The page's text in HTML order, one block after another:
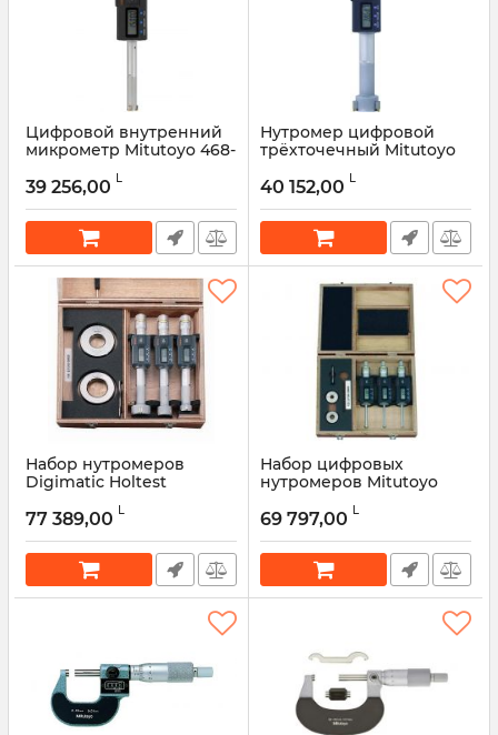
Цифровой внутренний
микрометр Mitutoyo 468-
Артикул: 468-164
39 256,00 L
Нутромер цифровой
трёхточечный Mitutoyo
Артикул: 468-168
40 152,00 L
Набор нутромеров
Digimatic Holtest
Артикул: 468‑982
77 389,00 L
Набор цифровых
нутромеров Mitutoyo
Артикул: 468‑981
69 797,00 L